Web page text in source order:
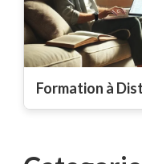
Formation à